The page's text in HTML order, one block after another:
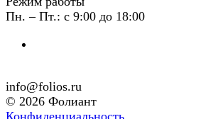
Пн. – Пт.: с 9:00 до 18:00
info@folios.ru
© 2026 Фолиант